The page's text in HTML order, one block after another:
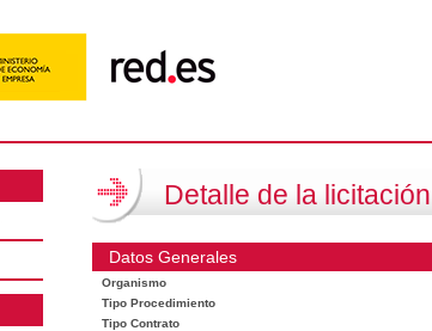
Detalle de la licitación
Datos Generales
Organismo
Tipo Procedimiento
Tipo Contrato